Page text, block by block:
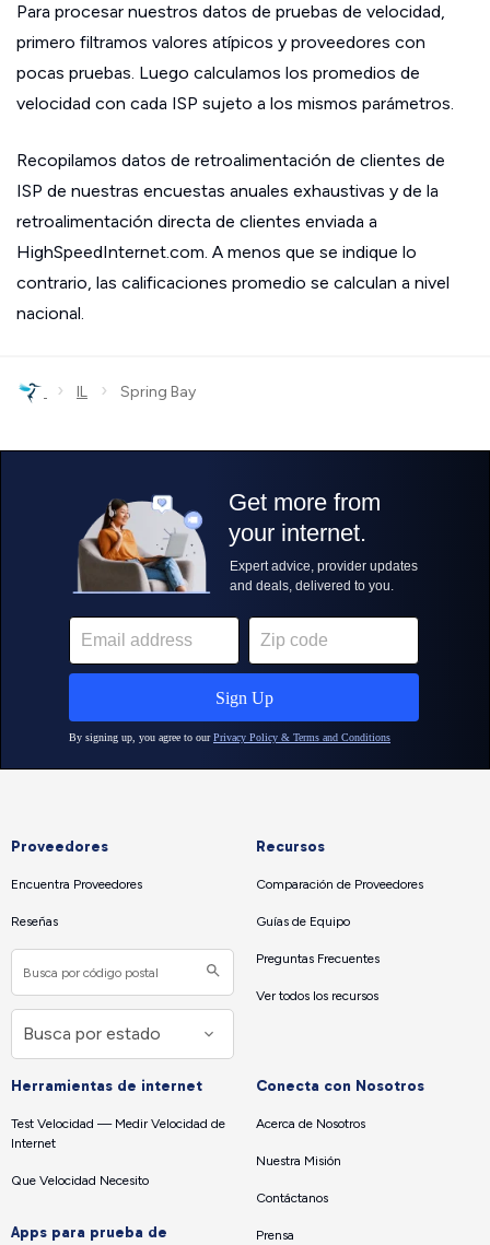
Para procesar nuestros datos de pruebas de velocidad,
primero filtramos valores atípicos y proveedores con
pocas pruebas. Luego calculamos los promedios de
velocidad con cada ISP sujeto a los mismos parámetros.
Recopilamos datos de retroalimentación de clientes de
ISP de nuestras encuestas anuales exhaustivas y de la
retroalimentación directa de clientes enviada a
HighSpeedInternet.com. A menos que se indique lo
contrario, las calificaciones promedio se calculan a nivel
nacional.
› IL › Spring Bay
Proveedores
Encuentra Proveedores
Reseñas
Recursos
Comparación de Proveedores
Guías de Equipo
Preguntas Frecuentes
Ver todos los recursos
Herramientas de internet
Test Velocidad — Medir Velocidad de
Internet
Que Velocidad Necesito
Apps para prueba de
Conecta con Nosotros
Acerca de Nosotros
Nuestra Misión
Contáctanos
Prensa